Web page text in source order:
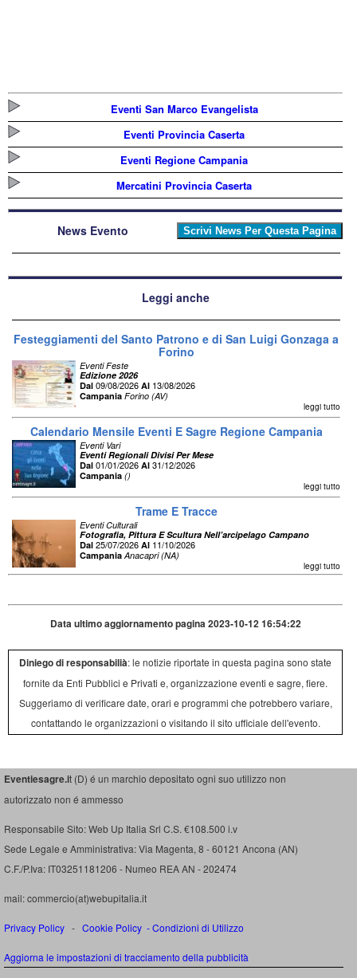
Eventi San Marco Evangelista
Eventi Provincia Caserta
Eventi Regione Campania
Mercatini Provincia Caserta
News Evento
Leggi anche
Festeggiamenti del Santo Patrono e di San Luigi Gonzaga a
Forino
Eventi Feste
Edizione 2026
Dal 09/08/2026 Al 13/08/2026
Campania Forino (AV)
leggi tutto
Calendario Mensile Eventi E Sagre Regione Campania
Eventi Vari
Eventi Regionali Divisi Per Mese
Dal 01/01/2026 Al 31/12/2026
Campania ()
leggi tutto
Trame E Tracce
Eventi Culturali
Fotografia, Pittura E Scultura Nell’arcipelago Campano
Dal 25/07/2026 Al 11/10/2026
Campania Anacapri (NA)
leggi tutto
Data ultimo aggiornamento pagina 2023-10-12 16:54:22
Diniego di responsabilià: le notizie riportate in questa pagina sono state
fornite da Enti Pubblici e Privati e, organizzazione eventi e sagre, fiere.
Suggeriamo di verificare date, orari e programmi che potrebbero variare,
contattando le organizzazioni o visitando il sito ufficiale dell'evento.
Eventiesagre.it (D) é un marchio depositato ogni suo utilizzo non
autorizzato non é ammesso
Responsabile Sito: Web Up Italia Srl C.S. €108.500 i.v
Sede Legale e Amministrativa: Via Magenta, 8 - 60121 Ancona (AN)
C.F./P.Iva: IT03251181206 - Numeo REA AN - 202474
mail: commercio(at)webupitalia.it
Privacy Policy - Cookie Policy -Condizioni di Utilizzo
Aggiorna le impostazioni di tracciamento della pubblicità